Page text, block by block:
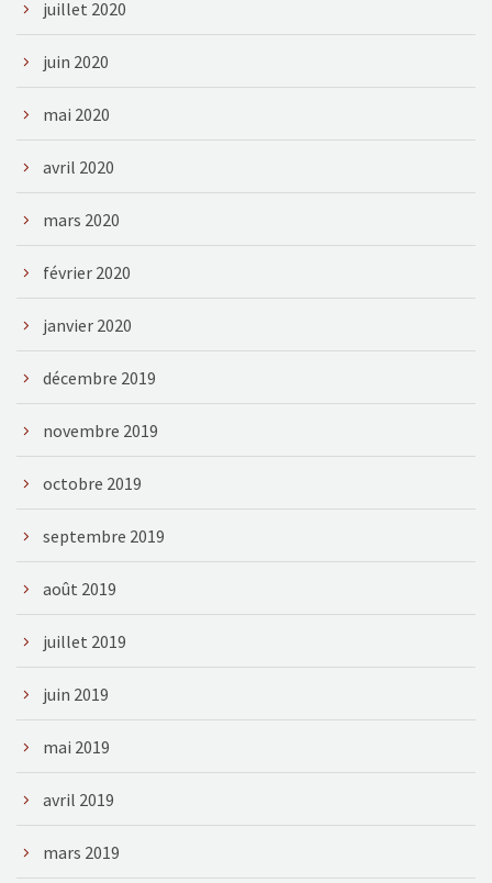
juillet 2020
juin 2020
mai 2020
avril 2020
mars 2020
février 2020
janvier 2020
décembre 2019
novembre 2019
octobre 2019
septembre 2019
août 2019
juillet 2019
juin 2019
mai 2019
avril 2019
mars 2019